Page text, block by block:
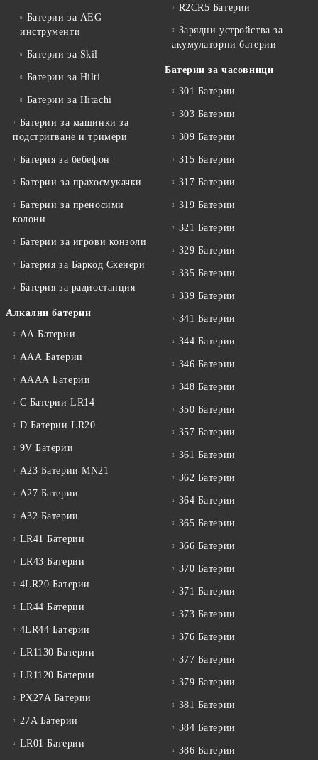
Батерии за AEG
инструменти
Батерии за Skil
Батерии за Hilti
Батерии за Hitachi
Батерии за машинки за
подстригване и тримери
Батерия за бебефон
Батерии за прахосмукачки
Батерии за преносими
колони
Батерии за игрови конзоли
Батерия за Баркод Скенери
Батерия за радиостанция
Алкални батерии
АА Батерии
ААА Батерии
АААА Батерии
C Батерии LR14
D Батерии LR20
9V Батерии
A23 Батерии MN21
A27 Батерии
A32 Батерии
LR41 Батерии
LR43 Батерии
4LR20 Батерии
LR44 Батерии
4LR44 Батерии
LR1130 Батерии
LR1120 Батерии
PX27A Батерии
27A Батерии
LR01 Батерии
R2CR5 Батерии
Зарядни устройства за
акумулаторни батерии
Батерии за часовници
301 Батерии
303 Батерии
309 Батерии
315 Батерии
317 Батерии
319 Батерии
321 Батерии
329 Батерии
335 Батерии
339 Батерии
341 Батерии
344 Батерии
346 Батерии
348 Батерии
350 Батерии
357 Батерии
361 Батерии
362 Батерии
364 Батерии
365 Батерии
366 Батерии
370 Батерии
371 Батерии
373 Батерии
376 Батерии
377 Батерии
379 Батерии
381 Батерии
384 Батерии
386 Батерии